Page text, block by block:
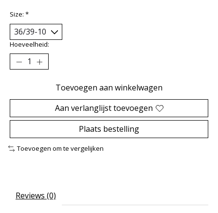
Size: *
Hoeveelheid:
Toevoegen aan winkelwagen
Aan verlanglijst toevoegen
Plaats bestelling
Toevoegen om te vergelijken
Reviews (0)